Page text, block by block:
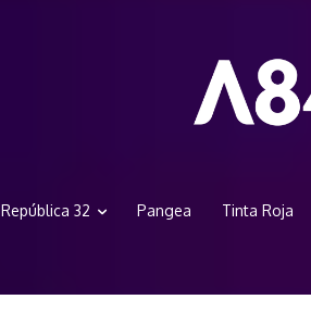
República 32 Pangea Tinta Roja